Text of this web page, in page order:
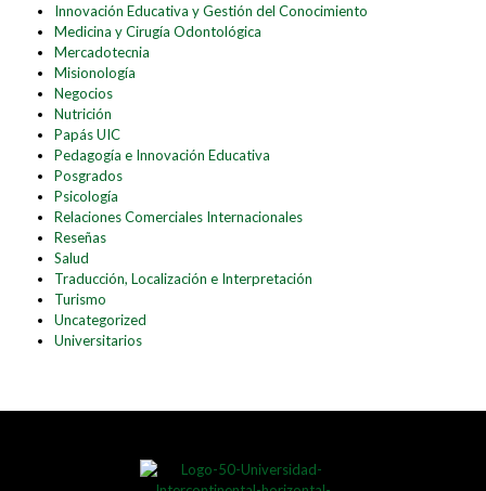
Innovación Educativa y Gestión del Conocimiento
Medicina y Cirugía Odontológica
Mercadotecnia
Misionología
Negocios
Nutrición
Papás UIC
Pedagogía e Innovación Educativa
Posgrados
Psicología
Relaciones Comerciales Internacionales
Reseñas
Salud
Traducción, Localización e Interpretación
Turismo
Uncategorized
Universitarios